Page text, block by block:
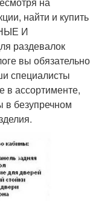
найти и купить
И
раздевалок
вы обязательно
специалисты
в ассортименте,
безупречном